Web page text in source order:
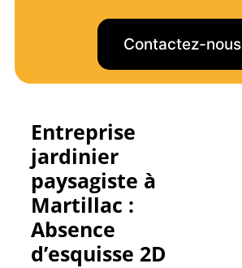
Contactez-nous
Entreprise
jardinier
paysagiste à
Martillac :
Absence
d’esquisse 2D